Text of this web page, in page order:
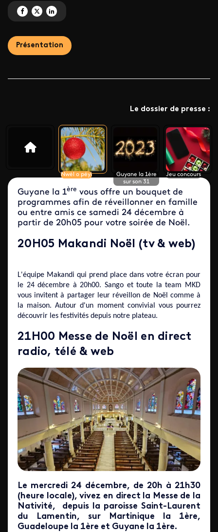
Partagez 'Nwèl o Péyi' sur Facebook
Partagez 'Nwèl o Péyi' sur X
Partagez 'Nwèl o Péyi' sur LinkedIn
Présentation
Le dossier de presse :
Nwèl o péyi
Guyane la 1ère
sur son 31
Jeu concours
Guyane la 1ère vous offre un bouquet de
programmes afin de réveillonner en famille
ou entre amis ce samedi 24 décembre à
partir de 20h05 pour votre soirée de Noël.
20H05 Makandi Noël (tv & web)
L'équipe Makandi qui prend place dans votre écran pour
le 24 décembre à 20h00. Sango et toute la team MKD
vous invitent à partager leur réveillon de Noël comme à
la maison. Autour d'un moment convivial vous pourrez
découvrir les festivités depuis notre plateau.
21H00 Messe de Noël en direct
radio, télé & web
Le mercredi 24 décembre, de 20h à 21h30
(heure locale), vivez en direct la Messe de la
Nativité, depuis la paroisse Saint-Laurent
du Lamentin, sur Martinique la 1ère,
Guadeloupe la 1ère et Guyane la 1ère.